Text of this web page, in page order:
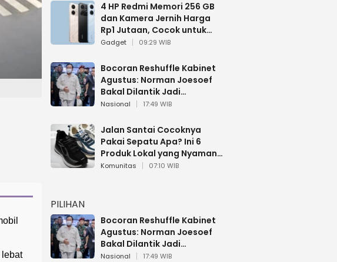
lebat
4 HP Redmi Memori 256 GB
dan Kamera Jernih Harga
Rp1 Jutaan, Cocok untuk
Multitasking
Gadget 09:29 WIB
Bocoran Reshuffle Kabinet
Agustus: Norman Joesoef
Bakal Dilantik Jadi
Wamenhan RI
Nasional 17:49 WIB
Jalan Santai Cocoknya
Pakai Sepatu Apa? Ini 6
Produk Lokal yang Nyaman
Buat 17 Agustusan
Komunitas 07:10 WIB
PILIHAN
Bocoran Reshuffle Kabinet
Agustus: Norman Joesoef
Bakal Dilantik Jadi
Wamenhan RI
Nasional 17:49 WIB